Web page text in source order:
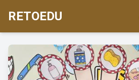
RETOEDU